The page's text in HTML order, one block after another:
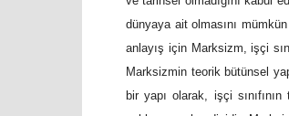
dünyaya ait olmasını
anlayış için Marksizm, işçi
Marksizmin teorik bütünsel
bir yapı olarak, işçi